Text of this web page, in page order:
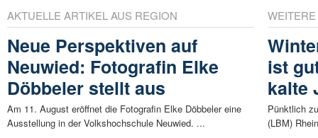
AKTUELLE ARTIKEL AUS REGION
Neue Perspektiven auf
Neuwied: Fotografin Elke
Döbbeler stellt aus
Am 11. August eröffnet die Fotografin Elke Döbbeler eine
Ausstellung in der Volkshochschule Neuwied. ...
ist
kalte
Pünktlich
(LBM)